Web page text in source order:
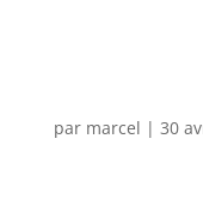
par marcel | 30